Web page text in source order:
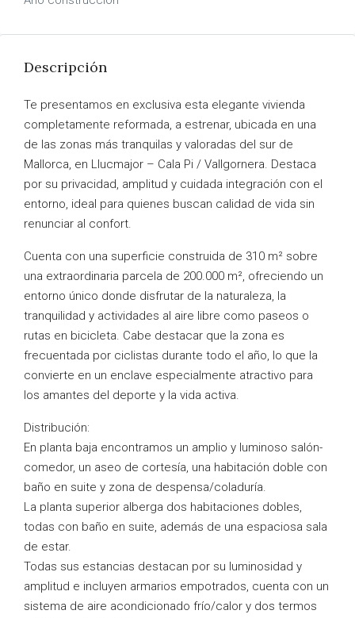
Descripción
Te presentamos en exclusiva esta elegante vivienda
completamente reformada, a estrenar, ubicada en una
de las zonas más tranquilas y valoradas del sur de
Mallorca, en Llucmajor – Cala Pi / Vallgornera. Destaca
por su privacidad, amplitud y cuidada integración con el
entorno, ideal para quienes buscan calidad de vida sin
renunciar al confort.
Cuenta con una superficie construida de 310 m² sobre
una extraordinaria parcela de 200.000 m², ofreciendo un
entorno único donde disfrutar de la naturaleza, la
tranquilidad y actividades al aire libre como paseos o
rutas en bicicleta. Cabe destacar que la zona es
frecuentada por ciclistas durante todo el año, lo que la
convierte en un enclave especialmente atractivo para
los amantes del deporte y la vida activa.
Distribución:
En planta baja encontramos un amplio y luminoso salón-
comedor, un aseo de cortesía, una habitación doble con
baño en suite y zona de despensa/coladuría.
La planta superior alberga dos habitaciones dobles,
todas con baño en suite, además de una espaciosa sala
de estar.
Todas sus estancias destacan por su luminosidad y
amplitud e incluyen armarios empotrados, cuenta con un
sistema de aire acondicionado frío/calor y dos termos